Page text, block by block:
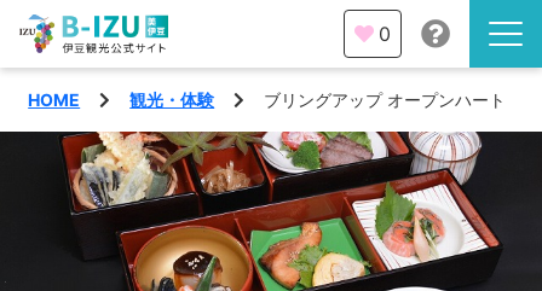
伊豆半島を知る
伊豆のみどころ
観光・体験
0
HOME 観光・体験 ブリングアップ オープンハート